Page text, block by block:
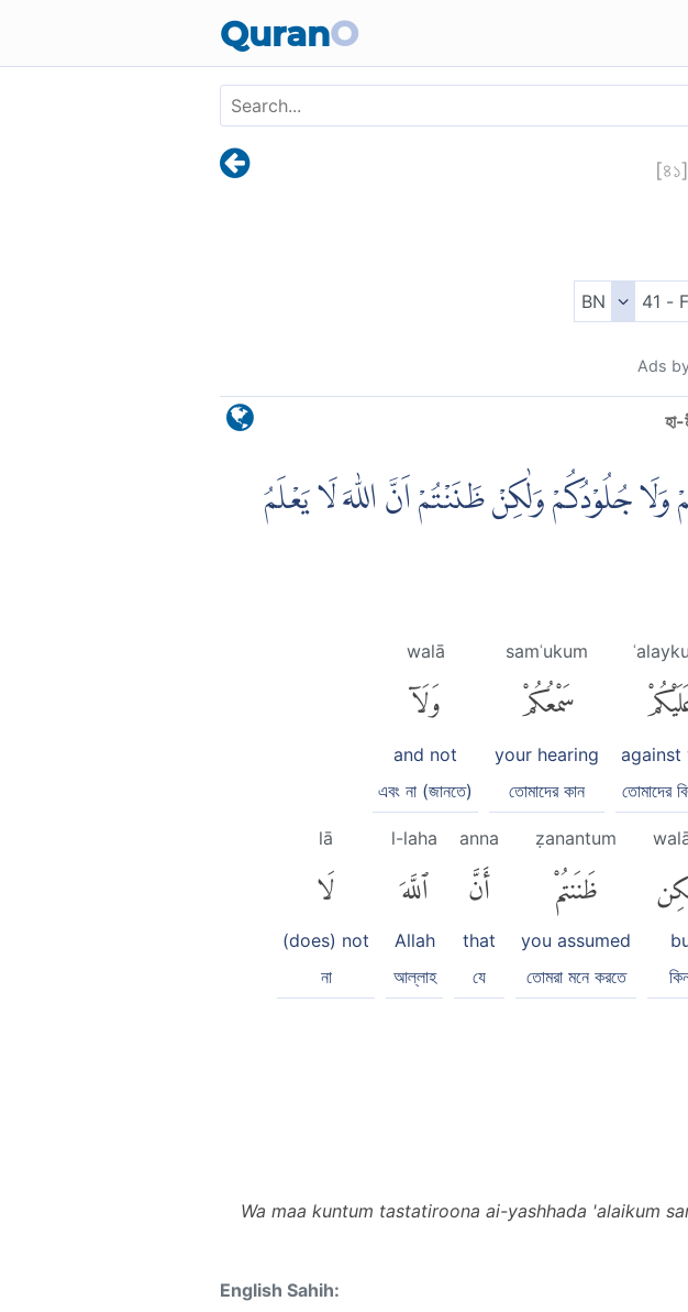
QuranO
[৪১]
Ads
جُلُوْدُكُمْ وَلٰكِنْ ظَنَنْتُمْ اَنَّ اللّٰهَ لَا يَعْلَمُ
against
তোমাদের
samʿukum
سَمْعُكُمْ
your hearing
তোমাদের কান
walā
وَلَآ
and not
এবং না (জানতে)
ẓanantum
ظَنَنتُمْ
you assumed
তোমরা মনে করতে
anna
أَنَّ
that
যে
l-laha
ٱللَّهَ
Allah
আল্লাহ
lā
لَا
(does) not
না
Wa maa kuntum tastatiroona ai-yashhada 'alaikum
English Sahih: